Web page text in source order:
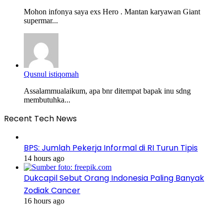
Mohon infonya saya exs Hero . Mantan karyawan Giant
supermar...
Qusnul istiqomah
Assalammualaikum, apa bnr ditempat bapak inu sdng
membutuhka...
Recent Tech News
BPS: Jumlah Pekerja Informal di RI Turun Tipis
14 hours ago
Dukcapil Sebut Orang Indonesia Paling Banyak
Zodiak Cancer
16 hours ago